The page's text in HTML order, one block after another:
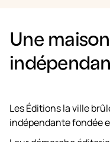
Une
Les Éditions la ville
indépendante fondée